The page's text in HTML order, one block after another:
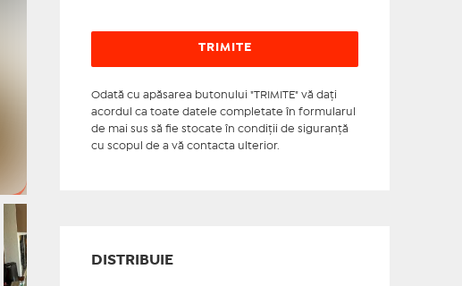
Odată cu apăsarea butonului "TRIMITE" vă daţi
acordul ca toate datele completate în formularul
de mai sus să fie stocate în condiţii de siguranţă
cu scopul de a vă contacta ulterior.
DISTRIBUIE